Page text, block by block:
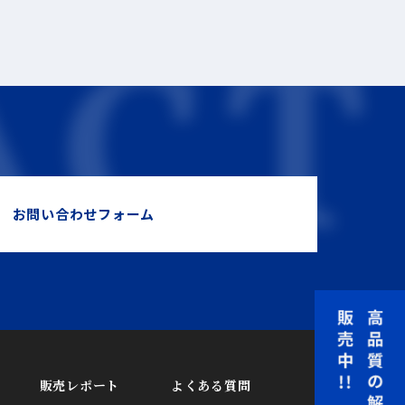
お問い合わせフォーム
販売レポート よくある質問